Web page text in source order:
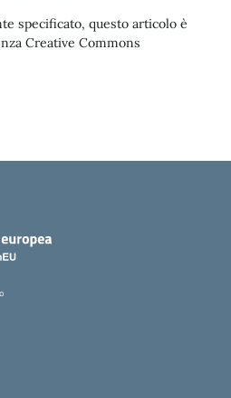
specificato, questo articolo è
Creative Commons